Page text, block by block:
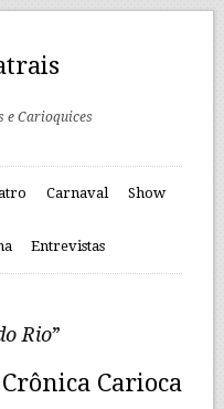
e Carioquices
Carnaval Show
Entrevistas
Rio”
Carioca